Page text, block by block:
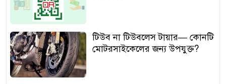
টিউব না টিউবলেস টায়ার— কোনটি
মোটরসাইকেলের জন্য উপযুক্ত?